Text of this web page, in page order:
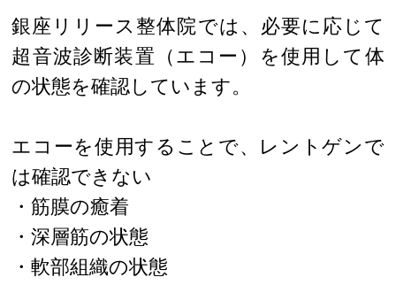
銀座リリース整体院では、必要に応じて
超音波診断装置（エコー）を使用して体
の状態を確認しています。
エコーを使用することで、レントゲンで
は確認できない
・筋膜の癒着
・深層筋の状態
・軟部組織の状態